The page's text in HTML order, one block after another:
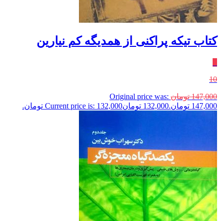
کتاب تیکه پراکنی از همدیگه کم نیارین
10
147,000 تومان Original price was:
147,000 تومان.
132,000 تومانCurrent price is: 132,000 تومان.